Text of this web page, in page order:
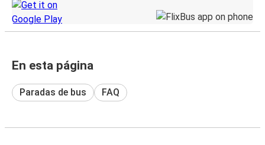
En esta página
Paradas de bus FAQ